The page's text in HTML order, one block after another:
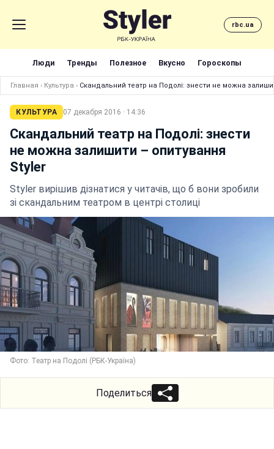
rbc.ua
Люди Тренды Полезное Вкусно Гороскопы
Главная › Культура › Скандальний театр на Подолі: знести не можна
КУЛЬТУРА 07 декабря 2016 · 14:36
Скандальний театр на Подолі: знести
не можна залишити – опитування
Styler
Styler вирішив дізнатися у читачів, що б вони зробили
зі скандальним театром в центрі столиці
Фото: Театр на Подолі (РБК-Україна)
Поделиться